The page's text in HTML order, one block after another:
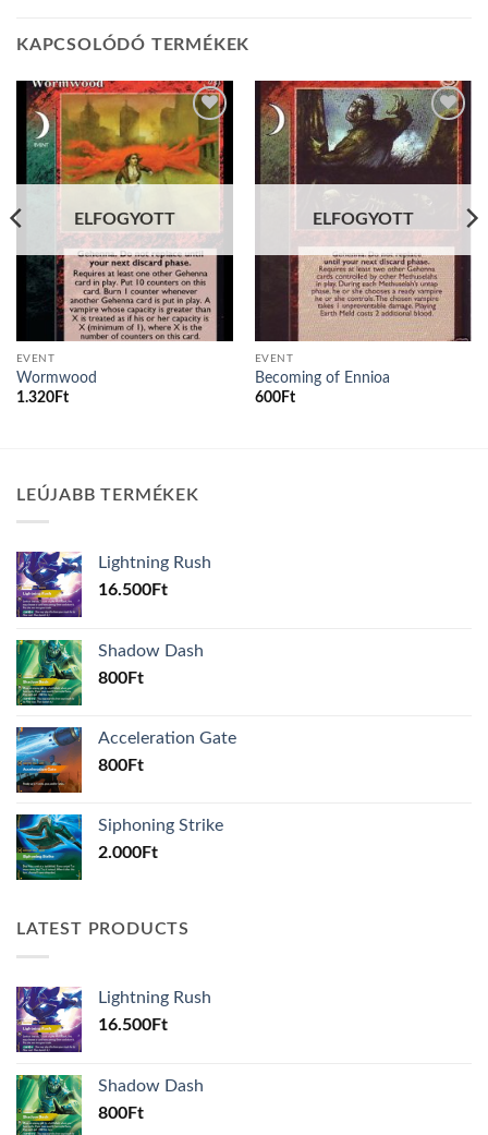
KAPCSOLÓDÓ TERMÉKEK
Add to
wishlist
ELFOGYOTT
EVENT
Wormwood
1.320Ft
Add to
wishlist
ELFOGYOTT
EVENT
Becoming of Ennioa
600Ft
LEÚJABB TERMÉKEK
Lightning Rush
16.500Ft
Shadow Dash
800Ft
Acceleration Gate
800Ft
Siphoning Strike
2.000Ft
LATEST PRODUCTS
Lightning Rush
16.500Ft
Shadow Dash
800Ft